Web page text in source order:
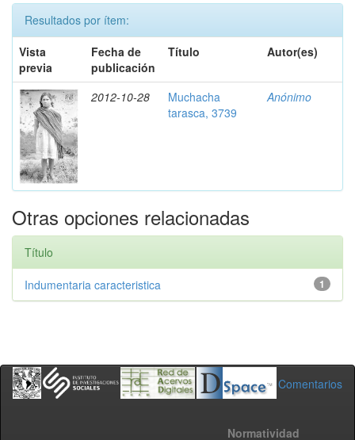
Resultados por ítem:
Vista
previa
Fecha de
publicación
Título Autor(es)
2012-10-28
Muchacha
tarasca, 3739
Anónimo
Otras opciones relacionadas
Título
1
Indumentaria caracteristica
Comentarios
Normatividad